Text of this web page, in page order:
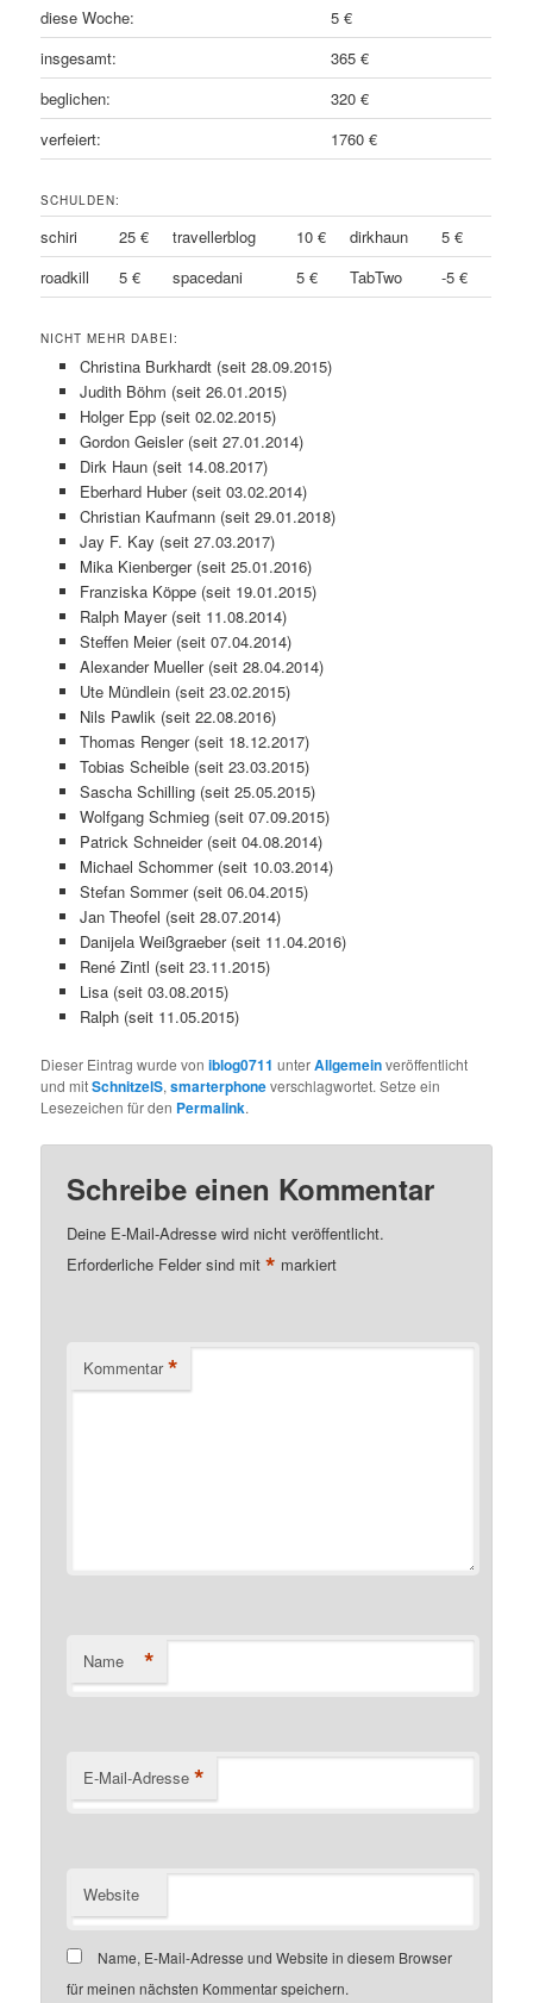
diese Woche:
5 €
insgesamt:
365 €
beglichen:
320 €
verfeiert:
1760 €
SCHULDEN:
schiri 25 € travellerblog 10 € dirkhaun
5 €
roadkill
5 € spacedani 5 € TabTwo -5 €
NICHT MEHR DABEI:
Christina Burkhardt (seit 28.09.2015)
Judith Böhm (seit 26.01.2015)
Holger Epp (seit 02.02.2015)
Gordon Geisler (seit 27.01.2014)
Dirk Haun (seit 14.08.2017)
Eberhard Huber (seit 03.02.2014)
Christian Kaufmann (seit 29.01.2018)
Jay F. Kay (seit 27.03.2017)
Mika Kienberger (seit 25.01.2016)
Franziska Köppe (seit 19.01.2015)
Ralph Mayer (seit 11.08.2014)
Steffen Meier (seit 07.04.2014)
Alexander Mueller (seit 28.04.2014)
Ute Mündlein (seit 23.02.2015)
Nils Pawlik (seit 22.08.2016)
Thomas Renger (seit 18.12.2017)
Tobias Scheible (seit 23.03.2015)
Sascha Schilling (seit 25.05.2015)
Wolfgang Schmieg (seit 07.09.2015)
Patrick Schneider (seit 04.08.2014)
Michael Schommer (seit 10.03.2014)
Stefan Sommer (seit 06.04.2015)
Jan Theofel (seit 28.07.2014)
Danijela Weißgraeber (seit 11.04.2016)
René Zintl (seit 23.11.2015)
Lisa (seit 03.08.2015)
Ralph (seit 11.05.2015)
Dieser Eintrag wurde voniblog0711 unterAllgemeinveröffentlicht
und mitSchnitzelS,smarterphoneverschlagwortet. Setze ein
Lesezeichen für den Permalink.
Schreibe einen Kommentar
Deine E-Mail-Adresse wird nicht veröffentlicht.
Erforderliche Felder sind mit* markiert
Kommentar *
Name *
E-Mail-Adresse *
Website
Name, E-Mail-Adresse und Website in diesem Browser
für meinen nächsten Kommentar speichern.